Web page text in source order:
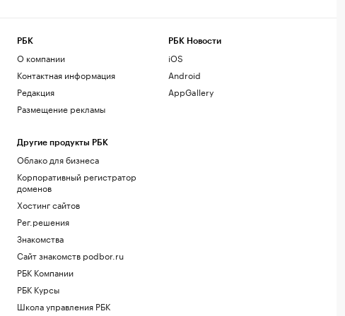
РБК
О компании
Контактная информация
Редакция
Размещение рекламы
Другие продукты РБК
Облако для бизнеса
Корпоративный регистратор
доменов
Хостинг сайтов
Рег.решения
Знакомства
Сайт знакомств podbor.ru
РБК Компании
РБК Курсы
Школа управления РБК
РБК Новости
iOS
Android
AppGallery